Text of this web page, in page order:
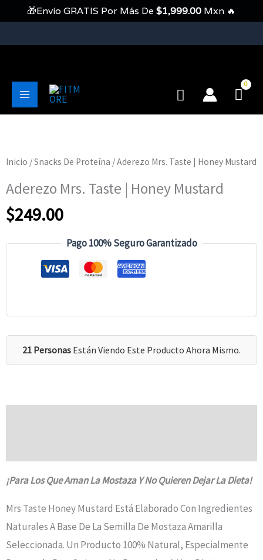
Contenido
Main
Buscar
Inicio /Snacks De Proteína / Aderezo Mrs. Taste | Honey Mustard
Aderezo Mrs. Taste | Honey Mustard
$249.00
Pago 100% Seguro Garantizado
21 Personas Están Viendo Este Producto Ahora Mismo.
¡Para Los Que Aman La Mostaza Y No Quieren Dejar La Dieta!
Mrs Taste Honey Mustard Está Elaborado Con Ingredientes
Naturales A Base De La Semilla De Mostaza Amarilla
Seleccionada. Un Producto 100% Natural, Especialmente
🎁Envío GRATIS Por Más De $1,999.00 Mxn 🔥